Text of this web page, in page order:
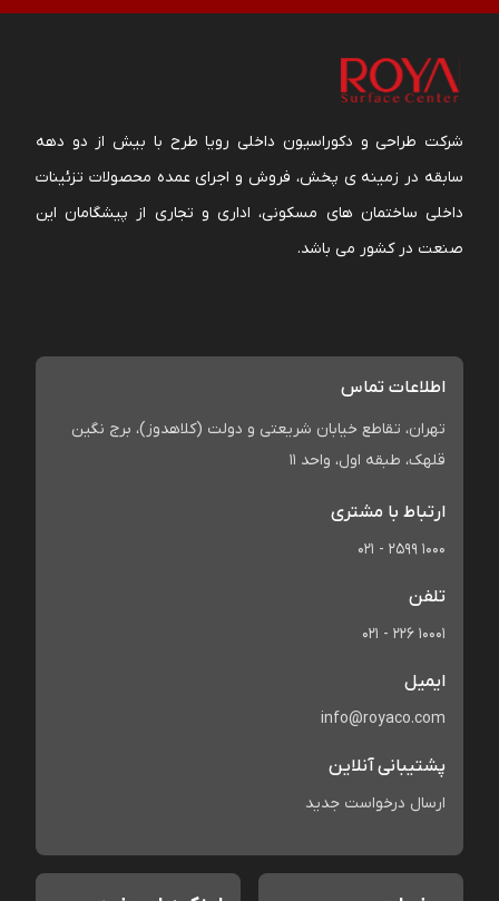
شرکت طراحی و دکوراسیون داخلی رویا طرح با بیش از دو دهه
سابقه در زمینه ی پخش، فروش و اجرای عمده محصولات تزئینات
داخلی ساختمان های مسکونی، اداری و تجاری از پیشگامان این
صنعت در کشور می باشد.
اطلاعات تماس
تهران، تقاطع خیابان شریعتی و دولت (کلاهدوز)، برج نگین
قلهک، طبقه اول، واحد 11
ارتباط با مشتری
021 - 2599 1000
تلفن
021 - 226 10001
ایمیل
info@royaco.com
پشتیبانی آنلاین
ارسال درخواست جدید